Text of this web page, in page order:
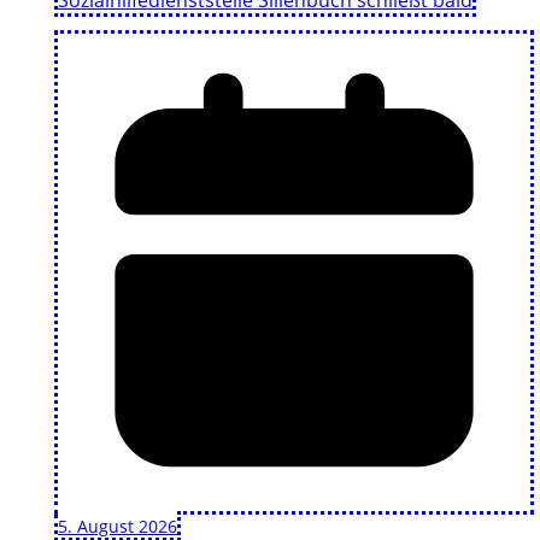
5. August 2026